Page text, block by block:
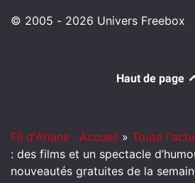
© 2005 - 2026 Univers Freebox
Haut de page
Fil d'Ariane : Accueil » Toute l'actu
: des films et un spectacle
nouveautés gratuites de la